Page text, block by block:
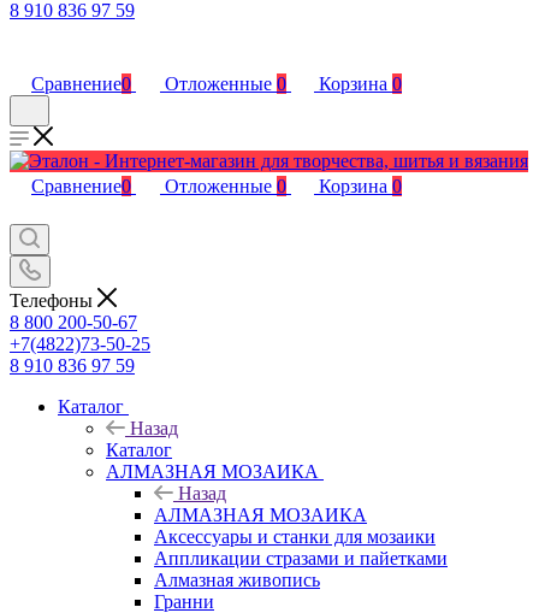
8 910 836 97 59
Сравнение0 Отложенные 0 Корзина 0
Сравнение0 Отложенные 0 Корзина 0
Телефоны
8 800 200-50-67
+7(4822)73-50-25
8 910 836 97 59
Каталог
Назад
Каталог
АЛМАЗНАЯ МОЗАИКА
Назад
АЛМАЗНАЯ МОЗАИКА
Аксессуары и станки для мозаики
Аппликации стразами и пайетками
Алмазная живопись
Гранни